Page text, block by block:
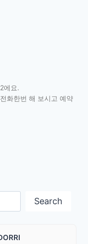
에요.
화한번 해 보시고 예약
Search